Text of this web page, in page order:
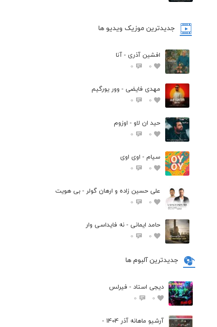
جدیدترین موزیک ویدیو ها
افشین آذری - آنا
0
0
مهدی فایضی - وور یورگیم
0
0
حید ان لاو - اوزوم
0
0
سیام - اوی اوی
0
0
علی حسین زاده و ارهان گولر - بی هویت
0
0
حامد ایمانی - نه فایداسی وار
0
0
جدیدترین آلبوم ها
دیجی استاد - فیرلس
0
0
آرشیو ماهانه آذر 1404 -